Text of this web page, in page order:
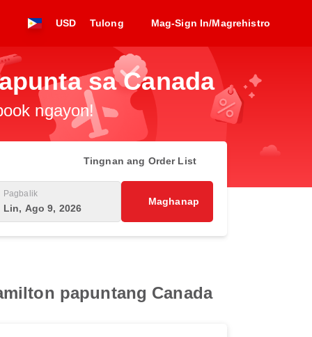
USD Tulong Mag-Sign In/Magrehistro
sa Canada
ngayon!
Tingnan ang Order List
Pagbalik
Lin, Ago 9, 2026
Maghanap
papuntang Canada